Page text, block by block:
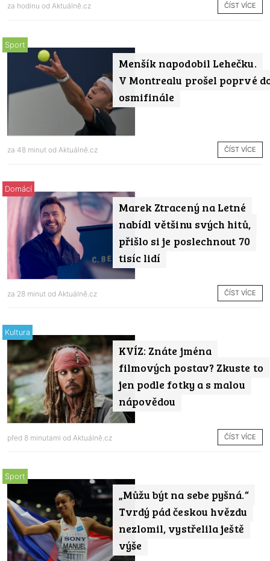
za hodinu od Aktuálně.cz ČÍST VÍCE
Menšík napodobil Lehečku.
V Montrealu prošel poprvé
osmifinále
Sport
za 48 minut od Aktuálně.cz ČÍST VÍCE
Marek Ztracený na Letné
nabídl většinu svých hitů,
přišlo si je poslechnout 70
tisíc lidí
Domácí
za 28 minut od Aktuálně.cz ČÍST VÍCE
KVÍZ: Znáte jména
filmových postav? Zkuste to
jen podle fotky a s malou
nápovědou
Kultura
před 8 minutami od Aktuálně.cz ČÍST VÍCE
„Můžu být na sebe pyšná.“
Tvrdý pád českou hvězdu
nezlomil, vystřelila ještě
výše
Sport